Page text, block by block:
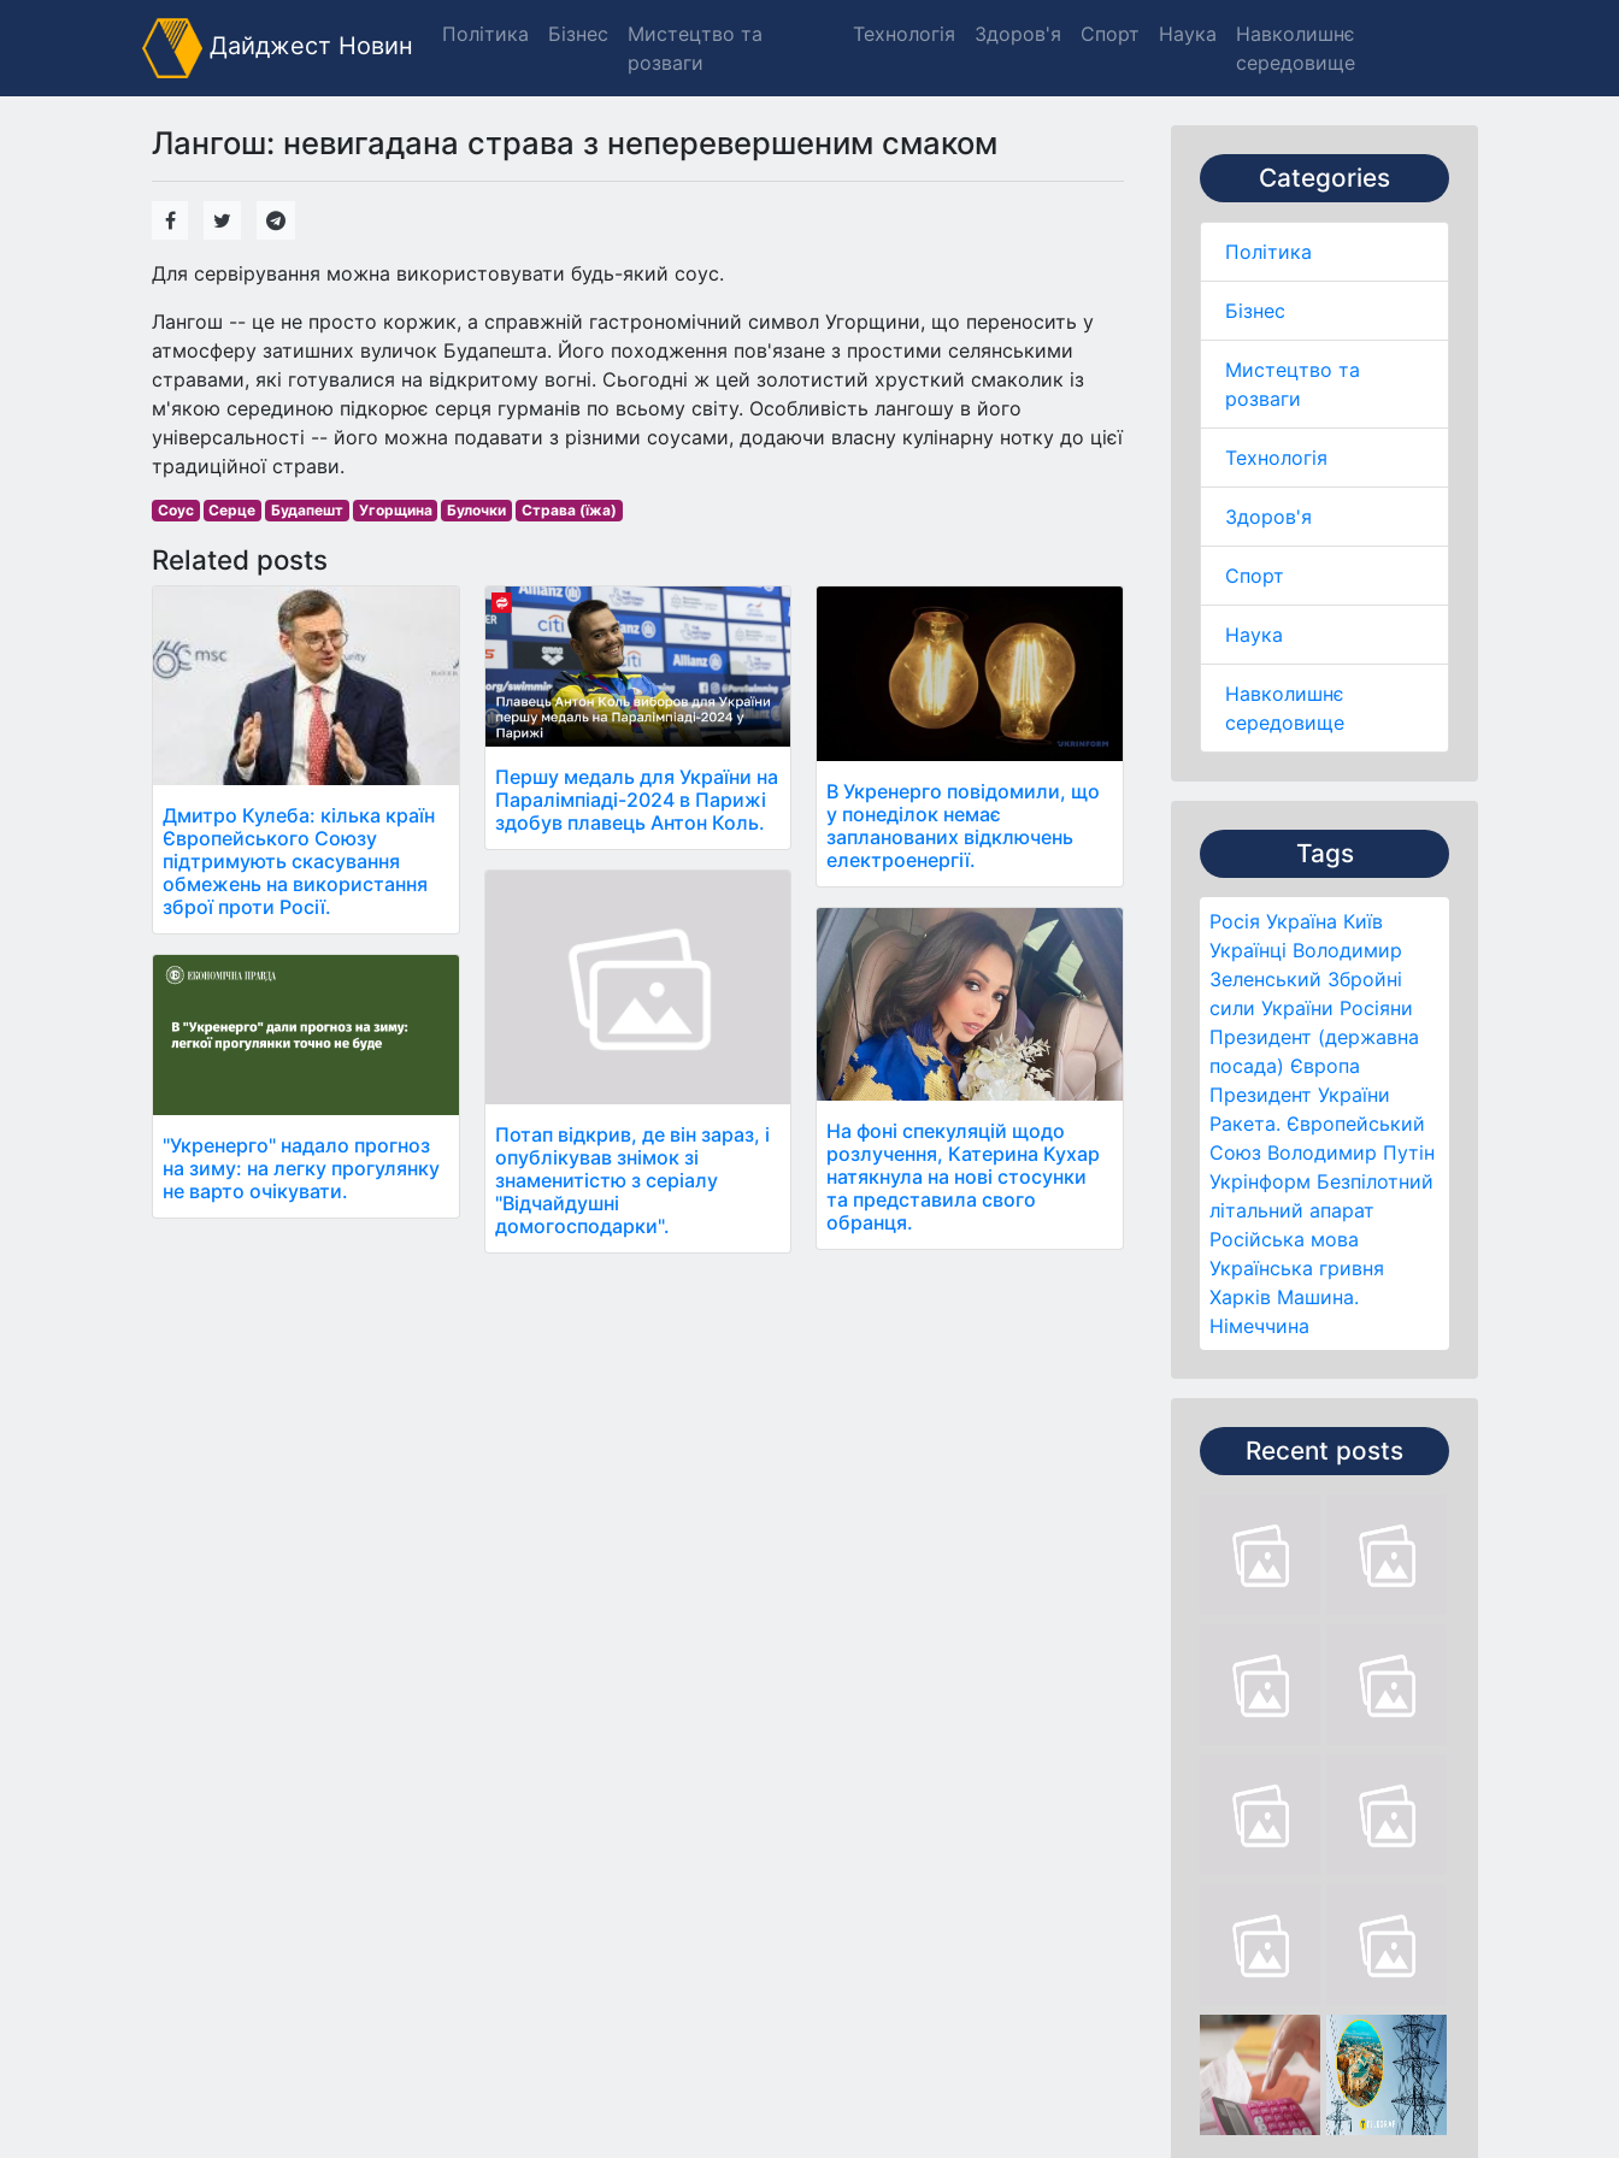
Дайджест Новин Політика Бізнес
Мистецтво та
розваги
Технологія Здоров'я Спорт Наука
Навколишнє
середовище
Categories
Політика
Бізнес
Мистецтво та
розваги
Технологія
Здоров'я
Спорт
Наука
Навколишнє
середовище
Tags
Росія Україна Київ
Українці Володимир
Зеленський Збройні
сили України Росіяни
Президент (державна
посада) Європа
Президент України
Ракета. Європейський
Союз Володимир Путін
Укрінформ Безпілотний
літальний апарат
Російська мова
Українська гривня
Харків Машина.
Німеччина
Recent posts
Лангош: невигадана страва з неперевершеним смаком
Для сервірування можна використовувати будь-який соус.
Лангош -- це не просто коржик, а справжній гастрономічний символ Угорщини, що переносить у
атмосферу затишних вуличок Будапешта. Його походження пов'язане з простими селянськими
стравами, які готувалися на відкритому вогні. Сьогодні ж цей золотистий хрусткий смаколик із
м'якою серединою підкорює серця гурманів по всьому світу. Особливість лангошу в його
універсальності -- його можна подавати з різними соусами, додаючи власну кулінарну нотку до цієї
традиційної страви.
Соус Серце Будапешт Угорщина Булочки Страва (їжа)
Related posts
Дмитро Кулеба: кілька країн
Європейського Союзу
підтримують скасування
обмежень на використання
зброї проти Росії.
"Укренерго" надало прогноз
на зиму: на легку прогулянку
не варто очікувати.
Першу медаль для України на
Паралімпіаді-2024 в Парижі
здобув плавець Антон Коль.
Потап відкрив, де він зараз, і
опублікував знімок зі
знаменитістю з серіалу
"Відчайдушні
домогосподарки".
В Укренерго повідомили, що
у понеділок немає
запланованих відключень
електроенергії.
На фоні спекуляцій щодо
розлучення, Катерина Кухар
натякнула на нові стосунки
та представила свого
обранця.